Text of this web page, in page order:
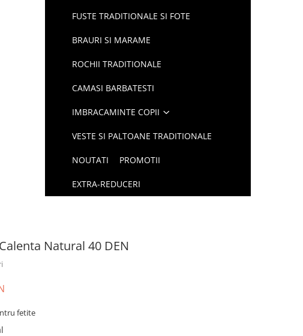
FUSTE TRADITIONALE SI FOTE
BRAURI SI MARAME
ROCHII TRADITIONALE
CAMASI BARBATESTI
IMBRACAMINTE COPII
VESTE SI PALTOANE TRADITIONALE
NOUTATI PROMOTII
EXTRA-REDUCERI
Natural 40 DEN
fetite